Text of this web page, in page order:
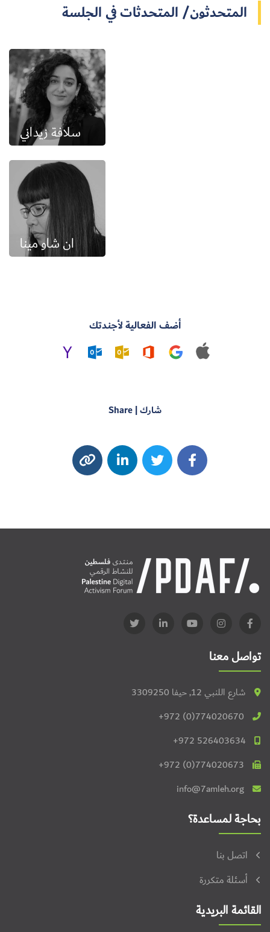
المتحدثون/ المتحدثات في الجلسة
سلافة زيداني
ان شاو مينا
أضف الفعالية لأجندتك
شارك | Share
تواصل معنا
شارع اللنبي 12, حيفا 3309250
+972 (0)774020670
+972 526403634
+972 (0)774020673
info@7amleh.org
بحاجة لمساعدة؟
اتصل بنا
أسئلة متكررة
القائمة البريدية